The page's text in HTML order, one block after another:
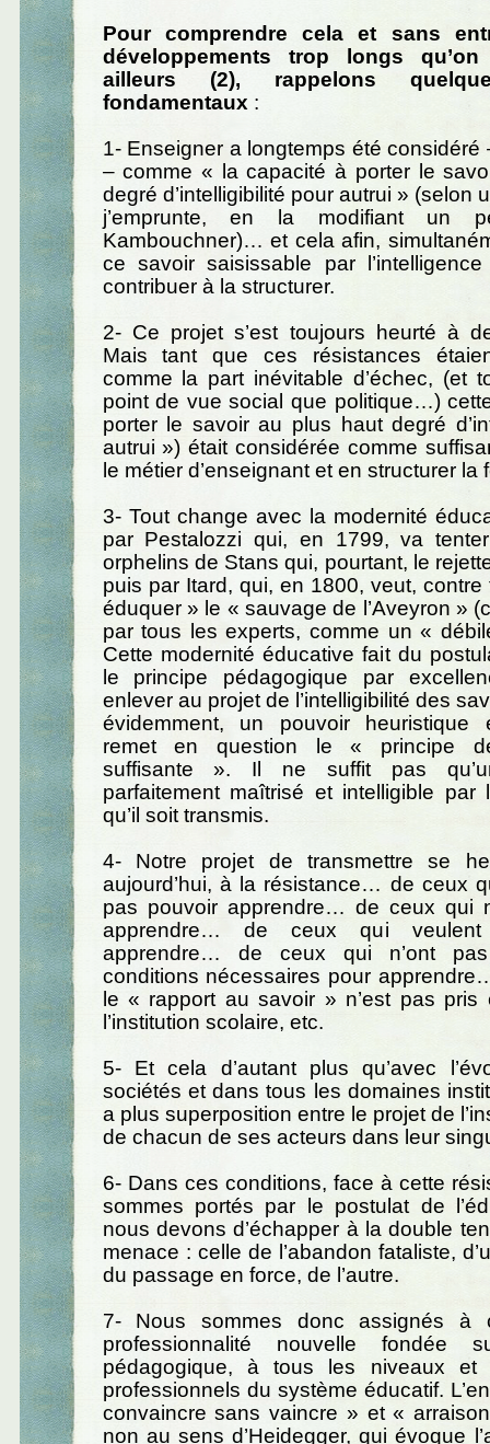
Pour comprendre cela et sans
développements trop longs
ailleurs (2), rappelons
fondamentaux :
1- Enseigner a longtemps été considéré
– comme « la capacité à porter le
degré d’intelligibilité pour autrui » (selon
j’emprunte, en la modifiant un
Kambouchner)… et cela afin,
ce savoir saisissable par
contribuer à la structurer.
2- Ce projet s’est toujours heurté à
Mais tant que ces résistances
comme la part inévitable d’échec, (et
point de vue social que politique…)
porter le savoir au plus haut degré
autrui ») était considérée comme
le métier d’enseignant et en structurer la
3- Tout change avec la modernité
par Pestalozzi qui, en 1799, va tenter
orphelins de Stans qui, pourtant, le
puis par Itard, qui, en 1800, veut, contre
éduquer » le « sauvage de l’Aveyron »
par tous les experts, comme un «
Cette modernité éducative fait du
le principe pédagogique par
enlever au projet de l’intelligibilité des
évidemment, un pouvoir heuristique
remet en question le « principe de
suffisante ». Il ne suffit pas
parfaitement maîtrisé et intelligible par
qu’il soit transmis.
4- Notre projet de transmettre se
aujourd’hui, à la résistance… de ceux
pas pouvoir apprendre… de ceux qui
apprendre… de ceux qui
apprendre… de ceux qui n’ont
conditions nécessaires pour
le « rapport au savoir » n’est pas pris
l’institution scolaire, etc.
5- Et cela d’autant plus qu’avec
sociétés et dans tous les domaines
a plus superposition entre le projet de
de chacun de ses acteurs dans leur
6- Dans ces conditions, face à cette
sommes portés par le postulat de
nous devons d’échapper à la double
menace : celle de l’abandon fataliste,
du passage en force, de l’autre.
7- Nous sommes donc assignés à
professionnalité nouvelle fondée
pédagogique, à tous les niveaux
professionnels du système éducatif.
convaincre sans vaincre » et «
non au sens d’Heidegger, qui évoque